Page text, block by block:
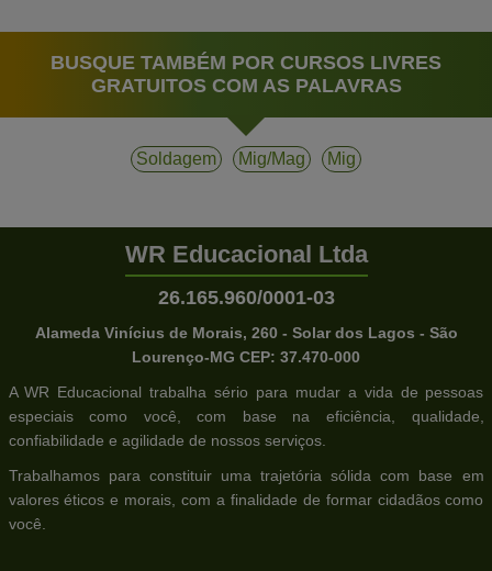
BUSQUE TAMBÉM POR CURSOS LIVRES
GRATUITOS COM AS PALAVRAS
Soldagem Mig/mag Mig
WR Educacional Ltda
26.165.960/0001-03
Alameda Vinícius de Morais, 260 - Solar dos Lagos - São
Lourenço-MG CEP: 37.470-000
A WR Educacional trabalha sério para mudar a vida de pessoas
especiais como você, com base na eficiência, qualidade,
confiabilidade e agilidade de nossos serviços.
Trabalhamos para constituir uma trajetória sólida com base em
valores éticos e morais, com a finalidade de formar cidadãos como
você.